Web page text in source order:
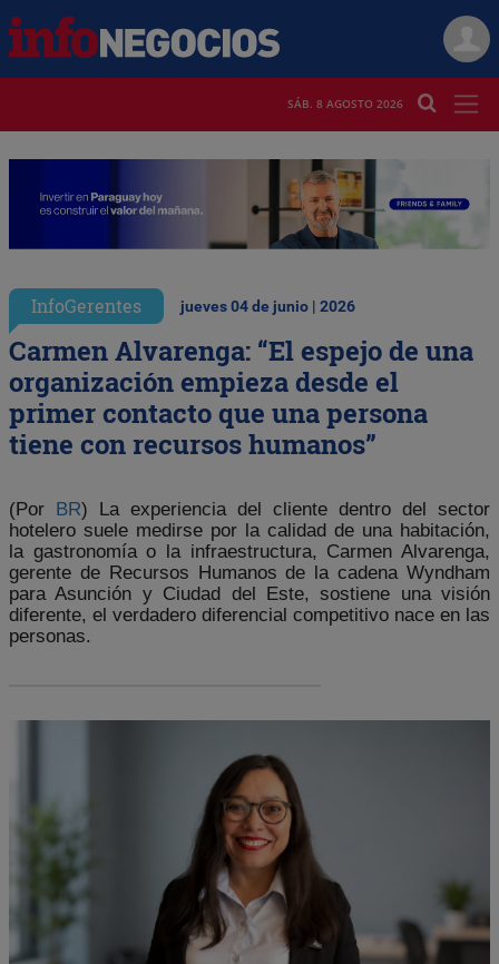
SÁB. 8 AGOSTO 2026
InfoGerentes jueves 04 de junio | 2026
Carmen Alvarenga: “El espejo de una
organización empieza desde el
primer contacto que una persona
tiene con recursos humanos”
(Por BR) La experiencia del cliente dentro del sector
hotelero suele medirse por la calidad de una habitación,
la gastronomía o la infraestructura, Carmen Alvarenga,
gerente de Recursos Humanos de la cadena Wyndham
para Asunción y Ciudad del Este, sostiene una visión
diferente, el verdadero diferencial competitivo nace en las
personas.